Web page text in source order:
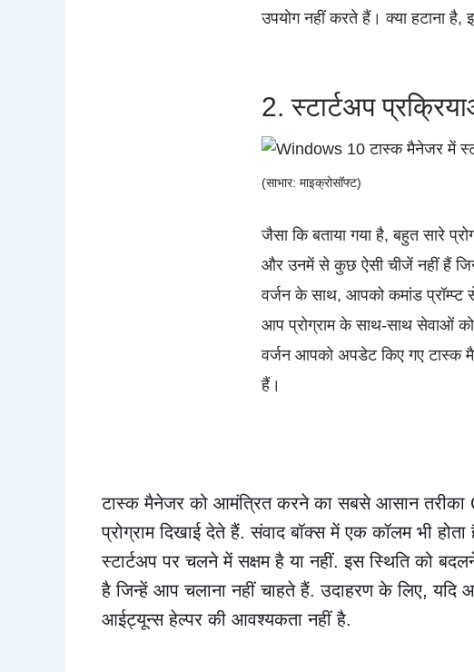
उपयोग नहीं करते हैं। क्या हटाना
2. स्टार्टअप
(साभार: माइक्रोसॉफ्ट)
जैसा कि बताया गया है, बहुत सारे
और उनमें से कुछ ऐसी चीजें नहीं हैं
वर्जन के साथ, आपको कमांड
आप प्रोग्राम के साथ-साथ सेवाओं
वर्जन आपको अपडेट किए गए टास्क
हैं।
टास्क मैनेजर को आमंत्रित करने का सबसे आसान तरीका
प्रोग्राम दिखाई देते हैं. संवाद बॉक्स में एक कॉलम भी
स्टार्टअप पर चलने में सक्षम है या नहीं. इस स्थिति को
है जिन्हें आप चलाना नहीं चाहते हैं. उदाहरण के लिए,
आईट्यून्स हेल्पर की आवश्यकता नहीं है.